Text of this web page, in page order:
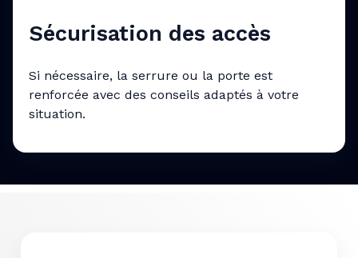
Sécurisation des accès
Si nécessaire, la serrure ou la porte est
renforcée avec des conseils adaptés à votre
situation.